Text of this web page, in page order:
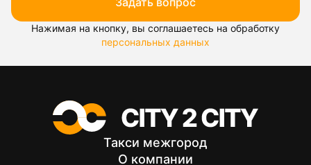
Нажимая на кнопку, вы соглашаетесь на обработку
персональных данных
Такси межгород
О компании